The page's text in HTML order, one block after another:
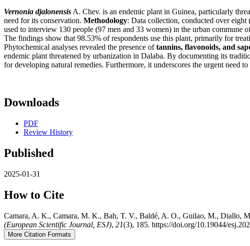
Vernonia djalonensis A. Chev. is an endemic plant in Guinea, particularly
need for its conservation. Methodology: Data collection, conducted over
used to interview 130 people (97 men and 33 women) in the urban commune
The findings show that 98.53% of respondents use this plant, primarily for
Phytochemical analyses revealed the presence oftannins, flavonoids, and
endemic plant threatened by urbanization in Dalaba. By documenting its
for developing natural remedies. Furthermore, it underscores the urgent need
Downloads
PDF
Review History
Published
2025-01-31
How to Cite
Camara, A. K., Camara, M. K., Bah, T. V., Baldé, A. O., Guilao, M., Diallo,
(European Scientific Journal, ESJ), 21(3), 185. https://doi.org/10.19044/
More Citation Formats